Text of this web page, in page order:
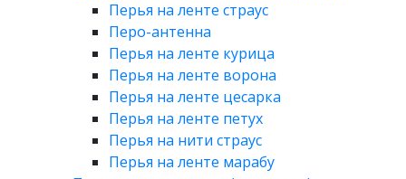
Перья на ленте страус
Перо-антенна
Перья на ленте курица
Перья на ленте ворона
Перья на ленте цесарка
Перья на ленте петух
Перья на нити страус
Перья на ленте марабу